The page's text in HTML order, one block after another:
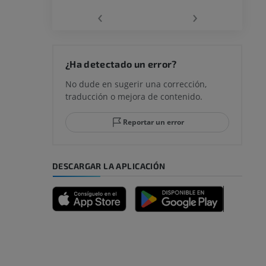
‹ ›
¿Ha detectado un error?
No dude en sugerir una corrección,
traducción o mejora de contenido.
Reportar un error
DESCARGAR LA APLICACIÓN